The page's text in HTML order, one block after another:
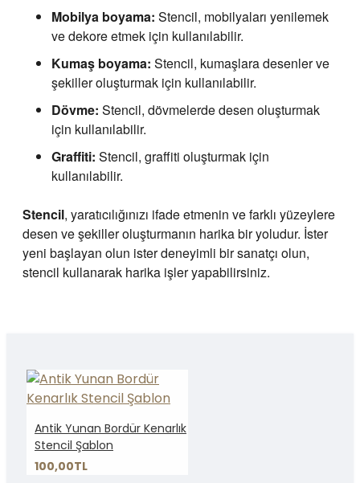
Mobilya boyama: Stencil, mobilyaları yenilemek
ve dekore etmek için kullanılabilir.
Kumaş boyama: Stencil, kumaşlara desenler ve
şekiller oluşturmak için kullanılabilir.
Dövme: Stencil, dövmelerde desen oluşturmak
için kullanılabilir.
Graffiti: Stencil, graffiti oluşturmak için
kullanılabilir.
Stencil, yaratıcılığınızı ifade etmenin ve farklı yüzeylere
desen ve şekiller oluşturmanın harika bir yoludur. İster
yeni başlayan olun ister deneyimli bir sanatçı olun,
stencil kullanarak harika işler yapabilirsiniz.
Antik Yunan Bordür Kenarlık
Stencil Şablon
100,00TL